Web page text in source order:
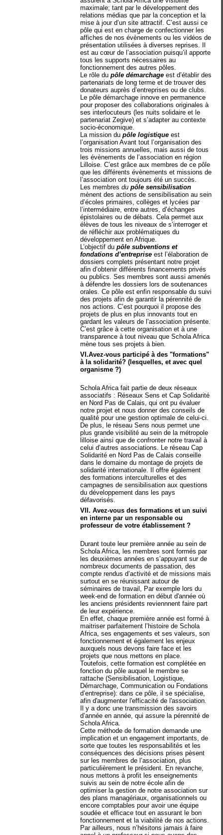
maximale; tant par le développement des
relations médias que par la conception et la
mise à jour d’un site attractif. C’est aussi ce
pôle qui est en charge de confectionner les
affiches de nos évènements ou les vidéos de
présentation utilisées à diverses reprises. Il
est au cœur de l’association puisqu’il apporte
tous les supports nécessaires au
fonctionnement des autres pôles.
Le rôle dupôle démarchage est d’établir des
partenariats de long terme et de trouver des
donateurs auprès d’entreprises ou de clubs.
Le pôle démarchage innove en permanence
pour proposer des collaborations originales à
ses interlocuteurs (les nuits solidaire et le
partenariat Zegive) et s’adapter au contexte
socio-économique.
La mission dupôle logistiqueest
l’organisation Avant tout l’organisation des
trois missions annuelles, mais aussi de tous
les évènements de l’association en région
Lilloise. C’est grâce aux membres de ce pôle
que les différents évènements et missions de
l’association ont toujours été un succès.
Les membresdupôle sensibilisation
mènent des actions de sensibilisation au sein
d’écoles primaires, collèges et lycées par
l’intermédiaire, entre autres, d’échanges
épistolaires ou de débats. Cela permet aux
élèves de tous les niveaux de s’interroger et
de réfléchir aux problématiques du
développement en Afrique.
L’objectif dupôle subventions et
fondations d’entreprise est l’élaboration de
dossiers complets présentant notre projet
afin d’obtenir différents financements privés
ou publics. Ses membres sont aussi amenés
à défendre les dossiers lors de soutenances
orales. Ce pôle est enfin responsable du suivi
des projets afin de garantir la pérennité de
nos actions. C’est pourquoi il propose des
projets de plus en plus innovants tout en
gardant les valeurs de l’association présente.
C’est grâce à cette organisation et à une
transparence à tout niveau que Schola Africa
mène tous ses projets à bien.
VI.Avez-vous participé à des "formations"
à la solidarité? (lesquelles, et avec quel
organisme ?)
Schola Africa fait partie de deux réseaux
associatifs : Réseaux Sens et Cap Solidarité
en Nord Pas de Calais, qui ont pu évaluer
notre projet et nous donner des conseils de
qualité pour une gestion optimale de celui-ci.
De plus, le réseau Sens nous permet une
plus grande visibilité au sein de la métropole
lilloise ainsi que de confronter notre travail à
celui d’autres associations. Le réseau Cap
Solidarité en Nord Pas de Calais conseille
dans le domaine du montage de projets de
solidarité internationale. Il offre également
des formations interculturelles et des
campagnes de sensibilisation aux questions
du développement dans les pays
défavorisés.
VII. Avez-vous des formations et un suivi
en interne par un responsable ou
professeur de votre établissement ?
Durant toute leur première année au sein de
Schola Africa, les membres sont formés par
les deuxièmes années en s’appuyant sur de
nombreux documents de passation, des
compte rendus d’activité et de missions mais
surtout en se réunissant autour de
séminaires de travail, Par exemple lors du
week-end de formation en début d'année où
les anciens présidents reviennnent faire part
de leur expérience.
En effet, chaque première année est formé à
maitriser parfaitement l’histoire de Schola
Africa, ses engagements et ses valeurs, son
fonctionnement et également les enjeux
auxquels nous devons faire face et les
projets que nous mettons en place.
Toutefois, cette formation est complétée en
fonction du pôle auquel le membre se
rattache (Sensibilisation, Logistique,
Démarchage, Communication ou Fondations
d’entreprise): dans ce pôle, il se spécialise,
afin d'augmenter l'efficacité de l'association.
Il y a donc une transmission des savoirs
d’année en année, qui assure la pérennité de
Schola Africa.
Cette méthode de formation demande une
implication et un engagement importants, de
sorte que toutes les responsabilités et les
conséquences des décisions prises pèsent
sur les membres de l’association, plus
particulièrement le président. En revanche,
nous mettons à profit les enseignements
suivis au sein de notre école afin de
optimiser la gestion de notre association sur
des plans managériaux, organisationnels ou
encore comptables pour avoir une équipe
soudée et efficace tout en assurant le bon
fonctionnement et la viabilité de nos actions.
Par ailleurs, nous n’hésitons jamais à faire